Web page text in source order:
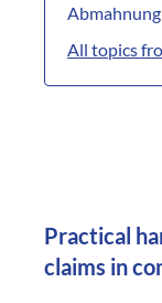
Abmahnung
All topics
Practical
claims in